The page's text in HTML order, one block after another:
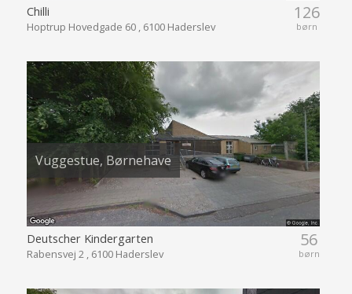
126
børn
Chilli
Hoptrup Hovedgade 60 , 6100 Haderslev
Vuggestue, Børnehave
56
børn
Deutscher Kindergarten
Rabensvej 2 , 6100 Haderslev